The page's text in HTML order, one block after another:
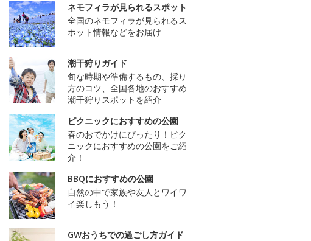
ネモフィラが見られるスポット
全国のネモフィラが見られるス
ポット情報などをお届け
潮干狩りガイド
旬な時期や準備するもの、採り
方のコツ、全国各地のおすすめ
潮干狩りスポットを紹介
ピクニックにおすすめの公園
春のおでかけにぴったり！ピク
ニックにおすすめの公園をご紹
介！
BBQにおすすめの公園
自然の中で家族や友人とワイワ
イ楽しもう！
GWおうちでの過ごし方ガイド